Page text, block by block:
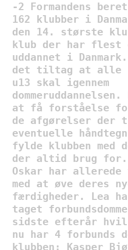
-2 Formandens
162 klubber i
den 14. største
klub der har flest
uddannet i
det tiltag at alle
u13 skal igennem
at få forståelse
de afgørelser der
eventuelle
fylde klubben med
der altid brug for.
Oskar har
med at øve deres
færdigheder. Lea
taget
sidste efterår
nu har 4 forbunds
klubben: Kasper